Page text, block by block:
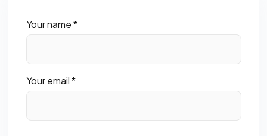
Your name *
Your email *